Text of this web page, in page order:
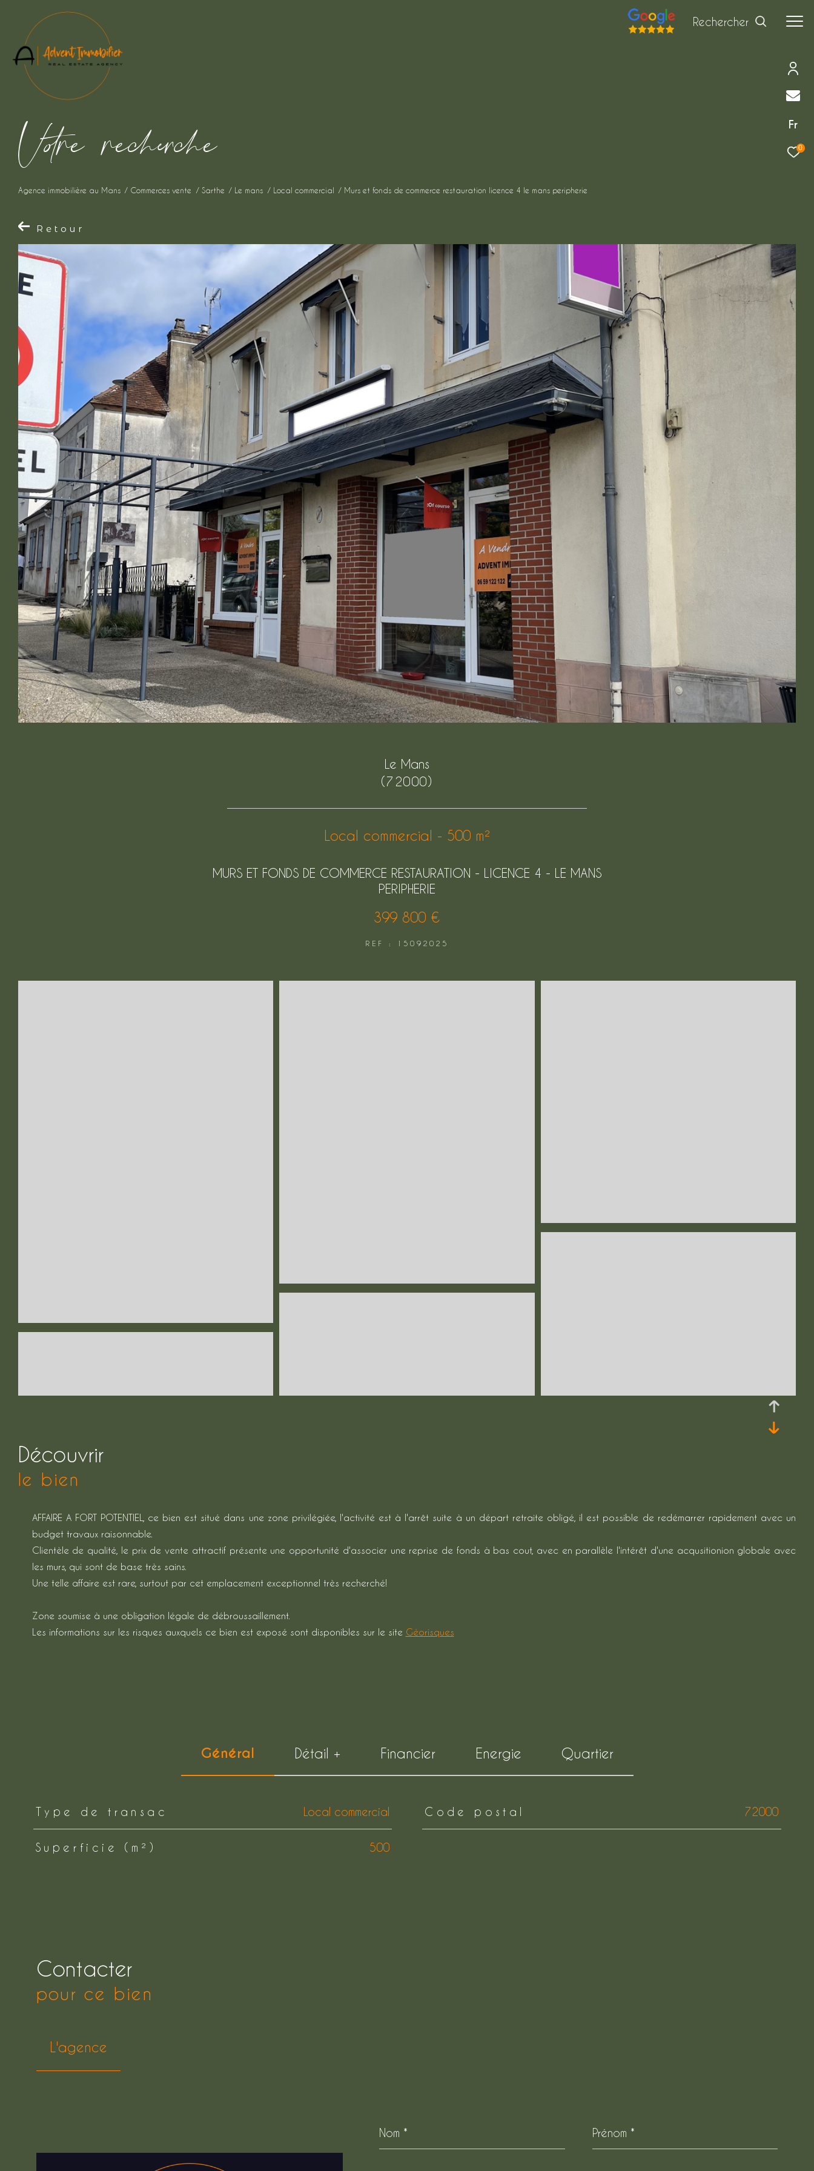
Fr
0
Rechercher
Vore recece
Agence immobilière au Mans Commerces vente Sarthe Le mans Local commercial Murs et fonds de commerce restauration licence 4 le mans peripherie
Retour
Le Mans
(72000)
Local commercial - 500 m²
MURS ET FONDS DE COMMERCE RESTAURATION - LICENCE 4 - LE MANS
PERIPHERIE
399 800 €
REF : 15092025
découvrir
le bien
AFFAIRE A FORT POTENTIEL, ce bien est situé dans une zone privilégiée, l'activité est à l'arrêt suite à un départ retraite obligé, il est possible de redémarrer rapidement avec un
budget travaux raisonnable.
Clientèle de qualité, le prix de vente attractif présente une opportunité d'associer une reprise de fonds à bas cout, avec en parallèle l'intérêt d'une acqusitionion globale avec
les murs, qui sont de base très sains.
Une telle affaire est rare, surtout par cet emplacement exceptionnel très recherché!
Zone soumise à une obligation légale de débroussaillement.
Les informations sur les risques auxquels ce bien est exposé sont disponibles sur le site Géorisques
Général Détail + Financier Energie Quartier
TRAD_ZEPHYR_Caracteristique
Type de transac Local commercial Code postal 72000
Superficie (m²) 500
Contacter
pour ce bien
L'agence
*
*